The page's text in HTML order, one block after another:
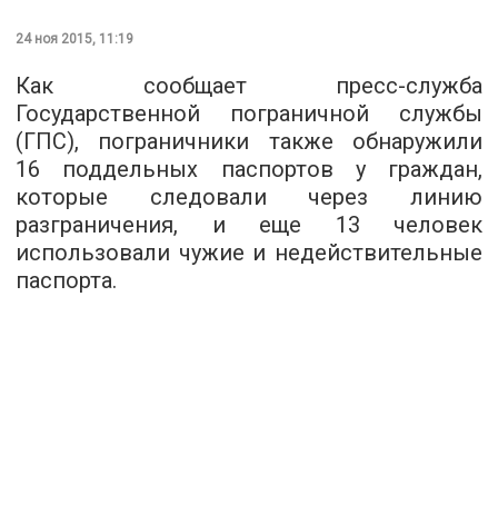
24 ноя 2015, 11:19
Как сообщает пресс-служба
Государственной пограничной службы
(ГПС), пограничники также обнаружили
16 поддельных паспортов у граждан,
которые следовали через линию
разграничения, и еще 13 человек
использовали чужие и недействительные
паспорта.